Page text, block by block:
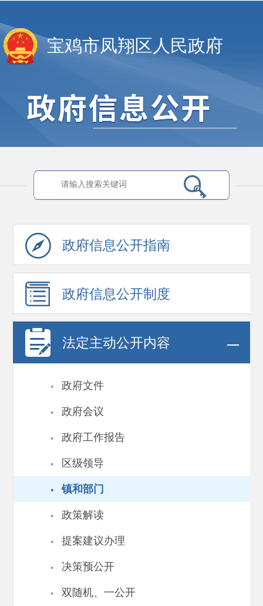
宝鸡市凤翔区人民政府
政府信息公开指南
政府信息公开制度
法定主动公开内容
· 政府文件
· 政府会议
· 政府工作报告
· 区级领导
· 镇和部门
· 政策解读
· 提案建议办理
· 决策预公开
· 双随机、一公开